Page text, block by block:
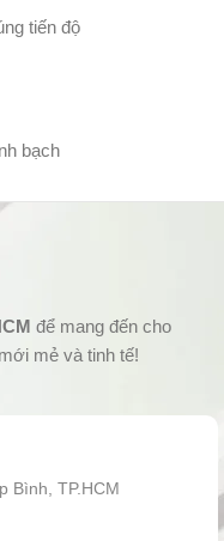
tiến độ
bạch
để mang đến cho
mẻ và tinh tế!
Bình, TP.HCM